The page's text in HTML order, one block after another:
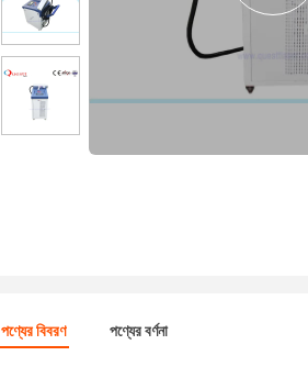
পণ্যের বিবরণ পণ্যের বর্ণনা